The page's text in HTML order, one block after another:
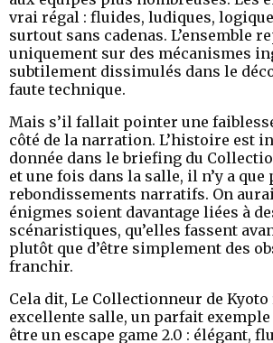
vrai régal : fluides, ludiques,
surtout sans cadenas. L’ensemble
uniquement sur des mécanismes
subtilement dissimulés dans le
faute technique.
Mais s’il fallait pointer une
côté de la narration. L’histoire est
donnée dans le briefing du
et une fois dans la salle, il n’y a que
rebondissements narratifs. On
énigmes soient davantage liées à
scénaristiques, qu’elles fassent
plutôt que d’être simplement des
franchir.
Cela dit, Le Collectionneur de Kyoto
excellente salle, un parfait exemple
être un escape game 2.0 : élégant,